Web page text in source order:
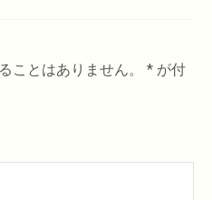
ことはありません。 * が付